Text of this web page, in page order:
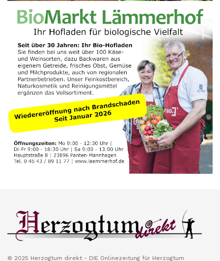
© 2025 Herzogtum direkt - DIE Onlinezeitung für Herzogtum